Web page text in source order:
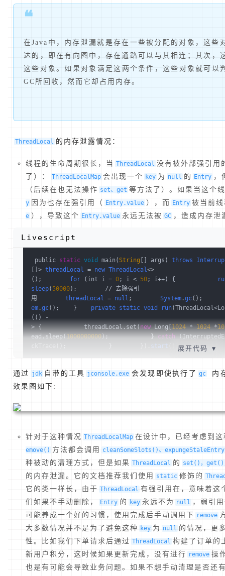
❝
在Java中，内存泄漏就是存在一些被分配的对象，这
达的，即在有向图中，存在通路可以与其相连；其次，
这些对象。如果对象满足这两个条件，这些对象就可以
GC所回收，然而它却占用内存。
ThreadLocal 的内存泄露情况：
线程的生命周期很长，当 ThreadLocal 没有被外部强引用
了）：
ThreadLocalMap 会出现一个 key 为 null 的 Entry ，
（后续在也无法操作 set、get 等方法了）。如果当这个
y 因为也存在强引用（ Entry.value ），而 Entry 被当前
e ），导致这个 Entry.value 永远无法被 GC ，造成内存泄
public static void main ( String [] args) throws
[]> threadLocal = new ThreadLocal<>
() ; for (int i = 0; i < 50; i++) {
sleep( 50000) ;        // 去除强引
用 threadLocal = null ; System .gc()
em .gc() ;    } private static void run
(() -
> {            threadLocal.set(new Long[1024 * 1024 *10
ead.sleep(1000000000);            } catch
ckTrace();            }        })
. start ;    }
Livescript
展开代码 ▼
通过 jdk 自带的工具 jconsole.exe 会发现即使执行了 gc
内
效果图如下:
针对于这种情况 ThreadLocalMap 在设计中，已经考虑到
emove() 方法都会调用 cleanSomeSlots()、
种被动的清理方式，但是如果 ThreadLocal 的 set()，get()
的内存泄漏。它的文档推荐我们使用 static 修饰的
它的类一样长，由于 ThreadLocal 有强引用在，意味着这
们如果不手动删除，
Entry 的 key 永远不为 null ，弱引
可能养成一个好的习惯，使用完成后手动调用下
remove
大多数情况并不是为了避免这种
key 为 null 的情况，更
性。比如我们下单请求后通过 ThreadLocal 构建了订单的
新用户积分，这时候如果更新完成，没有进行 remove 操
也是有可能会导致业务问题。如果不想手动清理是否还